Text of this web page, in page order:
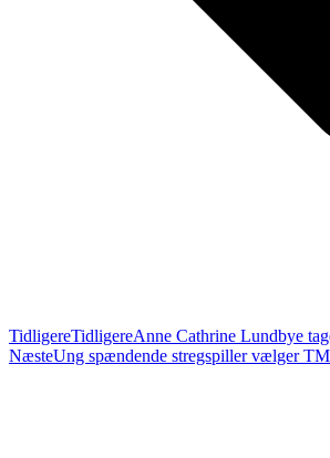
TidligereTidligereAnne Cathrine Lundbye
NæsteUng spændende stregspiller vælger